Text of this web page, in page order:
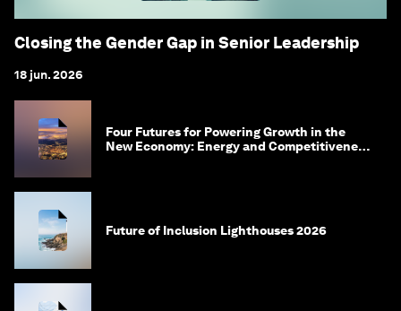
Closing the Gender Gap in Senior Leadership
18 jun. 2026
Four Futures for Powering Growth in the
New Economy: Energy and Competitiveness
Future of Inclusion Lighthouses 2026